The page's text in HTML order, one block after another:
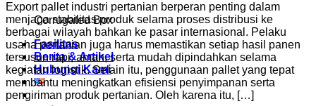
Corrugated Box
Fasilitas
Berita & Artikel
Hubungi Kami
Export pallet industri pertanian berperan penting dalam
menjaga stabilitas produk selama proses distribusi ke
berbagai wilayah bahkan ke pasar internasional. Pelaku
usaha pertanian juga harus memastikan setiap hasil panen
tersusun rapi, aman, serta mudah dipindahkan selama
kegiatan logistik. Selain itu, penggunaan pallet yang tepat
membantu meningkatkan efisiensi penyimpanan serta
pengiriman produk pertanian. Oleh karena itu, […]